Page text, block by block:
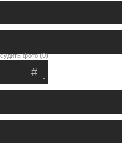
фото (0)
.
#